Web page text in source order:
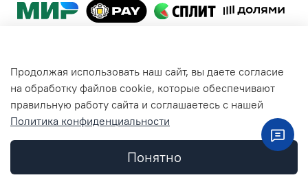
Покупателям
Общая информация
Продолжая использовать наш сайт, вы даете согласие
на обработку файлов cookie, которые обеспечивают
правильную работу сайта и соглашаетесь с нашей
Политика конфиденциальности
Понятно